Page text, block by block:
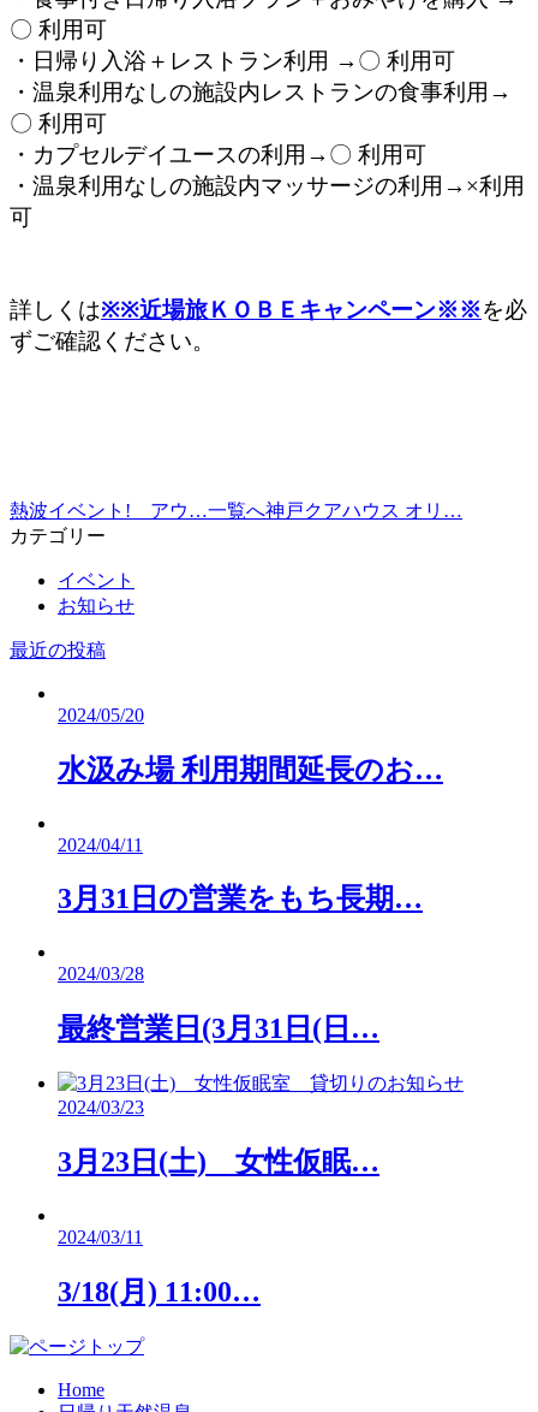
〇 利用可
・日帰り入浴＋レストラン利用 →〇 利用可
・温泉利用なしの施設内レストランの食事利用→
〇 利用可
・カプセルデイユースの利用→〇 利用可
・温泉利用なしの施設内マッサージの利用→×利用
可
詳しくは※※近場旅ＫＯＢＥキャンペーン※※を必
ずご確認ください。
熱波イベント! アウ…一覧へ神戸クアハウス オリ…
カテゴリー
イベント
お知らせ
最近の投稿
2024/05/20
水汲み場 利用期間延長のお…
2024/04/11
3月31日の営業をもち長期…
2024/03/28
最終営業日(3月31日(日…
2024/03/23
3月23日(土) 女性仮眠…
2024/03/11
3/18(月) 11:00…
Home